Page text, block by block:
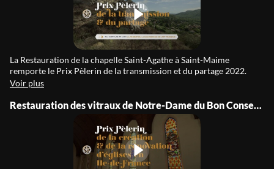
La Restauration de la chapelle Saint-Agathe à Saint-Maime
remporte le Prix Pèlerin de la transmission et du partage 2022.
Voir plus
Restauration des vitraux de Notre-Dame du Bon Conseil à Paris